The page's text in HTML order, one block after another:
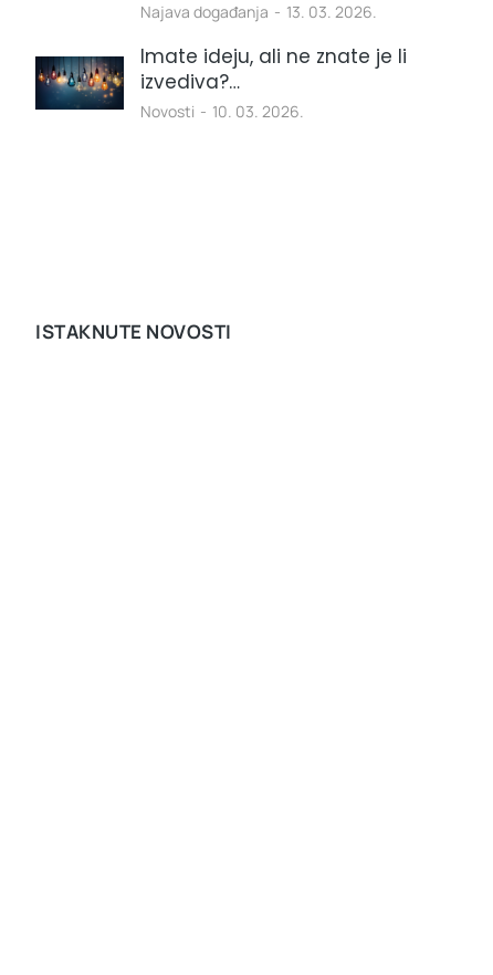
Najava događanja 13. 03. 2026.
Imate ideju, ali ne znate je li
izvediva?…
Novosti 10. 03. 2026.
ISTAKNUTE NOVOSTI